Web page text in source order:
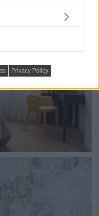
Privacy Policy